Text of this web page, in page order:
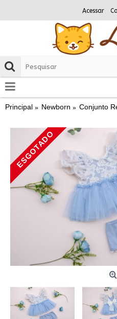
Acessar
Principal Newborn Conjunto
ESGOTADO